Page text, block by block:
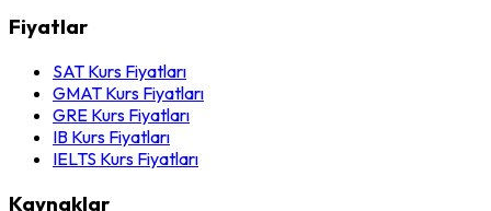
Fiyatlar
SAT Kurs Fiyatları
GMAT Kurs Fiyatları
GRE Kurs Fiyatları
IB Kurs Fiyatları
IELTS Kurs Fiyatları
Kaynaklar